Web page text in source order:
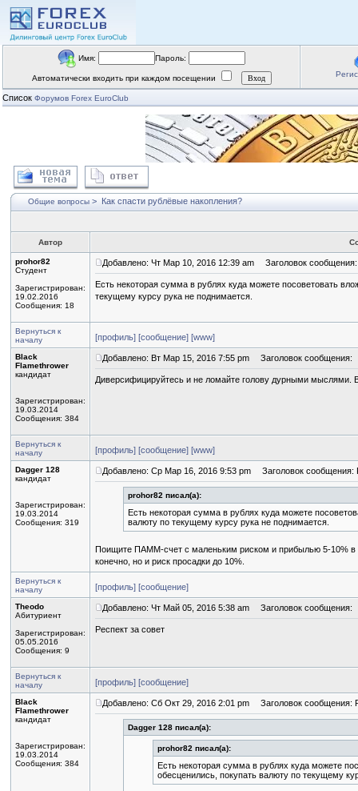
Имя: Пароль:
Автоматически входить при каждом посещении
Список Форумов Forex EuroClub
Общие вопросы > Как спасти рублёвые накопления?
Автор
prohor82
Студент
Зарегистрирован:
19.02.2016
Сообщения: 18
Добавлено: Чт Мар 10, 2016 12:39 am Заголовок
Есть некоторая сумма в рублях куда можете посоветовать
текущему курсу рука не поднимается.
Вернуться к
началу
[профиль] [сообщение] [www]
Black
Flamethrower
кандидат
Зарегистрирован:
19.03.2014
Сообщения: 384
Добавлено: Вт Мар 15, 2016 7:55 pm Заголовок сообщения:
Диверсифицируйтесь и не ломайте голову дурными мыслями.
Вернуться к
началу
[профиль] [сообщение] [www]
Dagger 128
кандидат
Зарегистрирован:
19.03.2014
Сообщения: 319
Добавлено: Ср Мар 16, 2016 9:53 pm Заголовок сообщения:
prohor82 писал(а):
Есть некоторая сумма в рублях куда можете
валюту по текущему курсу рука не поднимается.
Поищите ПАММ-счет с маленьким риском и прибылью 5-10% в
конечно, но и риск просадки до 10%.
Вернуться к
началу
[профиль] [сообщение]
Theodo
Абитуриент
Зарегистрирован:
05.05.2016
Сообщения: 9
Добавлено: Чт Май 05, 2016 5:38 am Заголовок сообщения:
Респект за совет
Вернуться к
началу
[профиль] [сообщение]
Black
Flamethrower
кандидат
Зарегистрирован:
19.03.2014
Сообщения: 384
Добавлено: Сб Окт 29, 2016 2:01 pm Заголовок сообщения:
Dagger 128 писал(а):
prohor82 писал(а):
Есть некоторая сумма в рублях куда можете
обесценились, покупать валюту по текущему